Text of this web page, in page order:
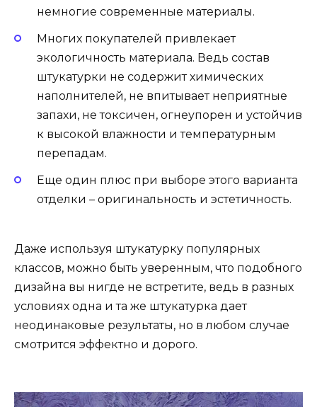
немногие современные материалы.
Многих покупателей привлекает
экологичность материала. Ведь состав
штукатурки не содержит химических
наполнителей, не впитывает неприятные
запахи, не токсичен, огнеупорен и устойчив
к высокой влажности и температурным
перепадам.
Еще один плюс при выборе этого варианта
отделки – оригинальность и эстетичность.
Даже используя штукатурку популярных
классов, можно быть уверенным, что подобного
дизайна вы нигде не встретите, ведь в разных
условиях одна и та же штукатурка дает
неодинаковые результаты, но в любом случае
смотрится эффектно и дорого.